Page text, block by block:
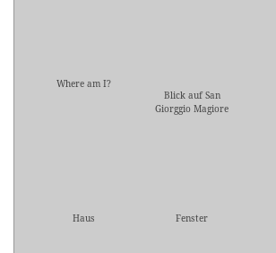
Where am I?
Blick auf San
Giorggio Magiore
Haus
Fenster